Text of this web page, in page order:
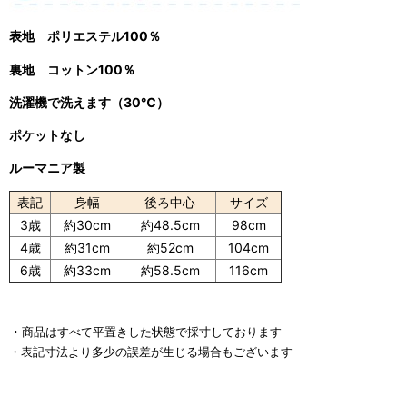
表地 ポリエステル100％
裏地 コットン100％
洗濯機で洗えます（30℃）
ポケットなし
ルーマニア製
表記 身幅 後ろ中心
サイズ
3歳
約30cm 約48.5cm
98cm
4歳
約31cm 約52cm
104cm
6歳
約33cm 約58.5cm 116cm
・ 商品はすべて平置きした状態で採寸しております
・表記寸法より多少の誤差が生じる場合もございます